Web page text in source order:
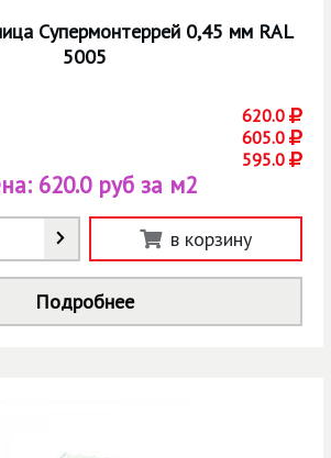
Супермонтеррей 0,45 мм RAL
5005
620.0
605.0
595.0
620.0 руб за м2
в корзину
Подробнее